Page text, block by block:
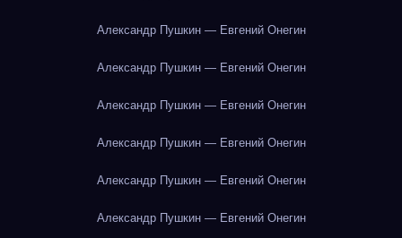
Александр Пушкин — Евгений Онегин
Александр Пушкин — Евгений Онегин
Александр Пушкин — Евгений Онегин
Александр Пушкин — Евгений Онегин
Александр Пушкин — Евгений Онегин
Александр Пушкин — Евгений Онегин